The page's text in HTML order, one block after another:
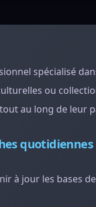
spécialisé
ou
au long de leur
quotidiennes
à jour les bases